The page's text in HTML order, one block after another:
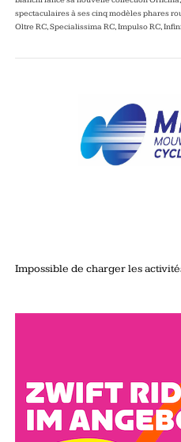
spectaculaires à ses cinq modèles phares
Oltre RC, Specialissima RC, Impulso RC,
Impossible de charger les